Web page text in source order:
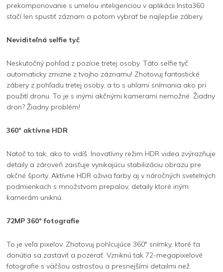
prekomponovanie s umelou inteligenciou v aplikácii Insta360
stačí len spustiť záznam a potom vybrať tie najlepšie zábery.
Neviditeľná selfie tyč
Neskutočný pohľad z pozície tretej osoby. Táto selfie tyč
automaticky zmizne z tvojho záznamu! Zhotovuj fantastické
zábery z pohľadu tretej osoby, a to s uhlami snímania ako pri
použití dronu. To je s inými akčnými kamerami nemožné. Žiadny
dron? Žiadny problém!
360° aktívne HDR
Natoč to tak, ako to vidíš. Inovatívny režim HDR videa zvýrazňuje
detaily a zároveň zaisťuje vynikajúcu stabilizáciu obrazu pre
akčné športy. Aktívne HDR oživia farby aj v náročných svetelných
podmienkach s množstvom prepalov, detaily ktoré iným
kamerám uniknú.
72MP 360° fotografie
To je veľa pixelov. Zhotovuj pohlcujúce 360° snímky, ktoré ťa
donútia sa zastaviť a pozerať. Vzniknú tak 72-megapixelové
fotografie s väčšou ostrosťou a presnejšími detailmi než